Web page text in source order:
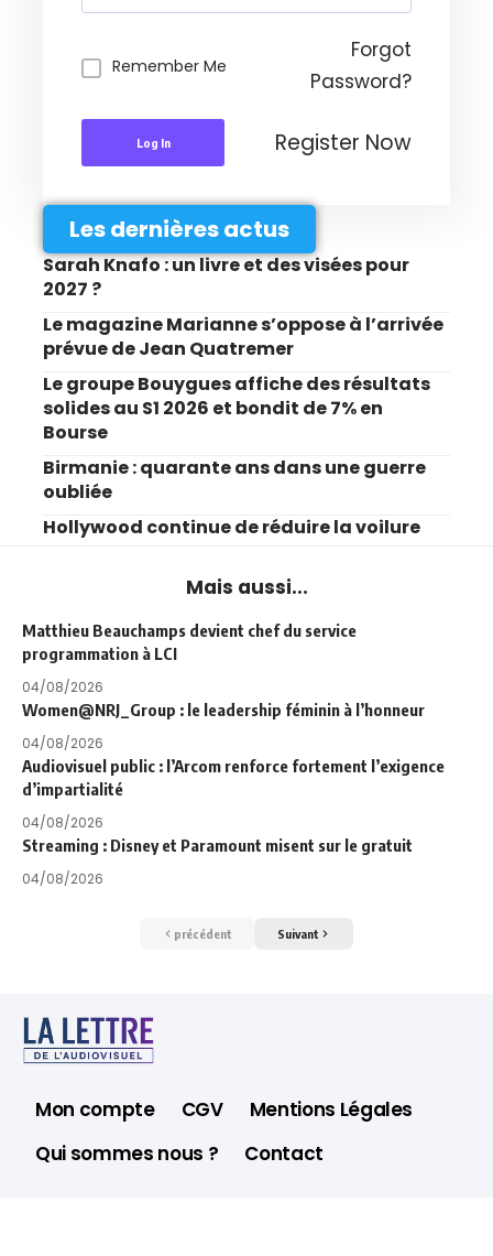
Remember Me
Forgot
Password?
Log In Register Now
Les dernières actus
Sarah Knafo : un livre et des visées pour
2027 ?
Le magazine Marianne s’oppose à l’arrivée
prévue de Jean Quatremer
Le groupe Bouygues affiche des résultats
solides au S1 2026 et bondit de 7% en
Bourse
Birmanie : quarante ans dans une guerre
oubliée
Hollywood continue de réduire la voilure
Mais aussi...
Matthieu Beauchamps devient chef du service
programmation à LCI
04/08/2026
Women@NRJ_Group : le leadership féminin à l’honneur
04/08/2026
Audiovisuel public : l’Arcom renforce fortement l’exigence
d’impartialité
04/08/2026
Streaming : Disney et Paramount misent sur le gratuit
04/08/2026
précédent Suivant
Mon compte CGV
Mentions Légales
Qui sommes nous ?
Contact